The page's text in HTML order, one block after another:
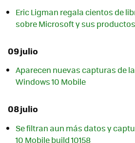
Eric Ligman regala cientos de
sobre Microsoft y sus productos
09 julio
Aparecen nuevas capturas de la
Windows 10 Mobile
08 julio
Se filtran aun más datos y
10 Mobile build 10158